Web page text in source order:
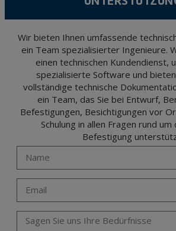
and opposition under the provisions of the General Data
Portalada II | c/ Segador 13, 26006 | Logroño (La Rioja).
Wir bieten Ihnen umfassende
ein Team spezialisierter Ingenieure.
einen technischen Kundendienst,
spezialisierte Software und
vollständige technische
ein Team, das Sie bei Entwurf,
Befestigungen, Besichtigungen vor
Schulung in allen Fragen rund
Befestigung